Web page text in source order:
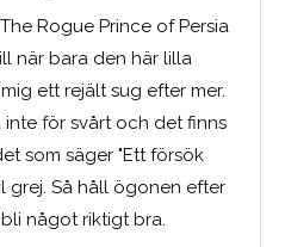
Rogue Prince of Persia
när bara den här lilla
ett rejält sug efter mer.
för svårt och det finns
som säger "Ett försök
grej. Så håll ögonen efter
något riktigt bra.